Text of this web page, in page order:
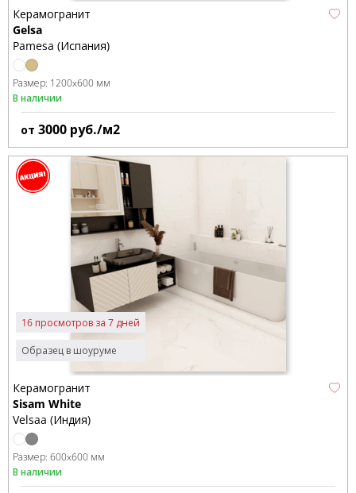
Керамогранит
Gelsa
Pamesa (Испания)
Размер: 1200x600 мм
В наличии
от 3000 руб./м2
Образец в шоуруме
16 просмотров за 7 дней
Керамогранит
Sisam White
Velsaa (Индия)
Размер: 600x600 мм
В наличии